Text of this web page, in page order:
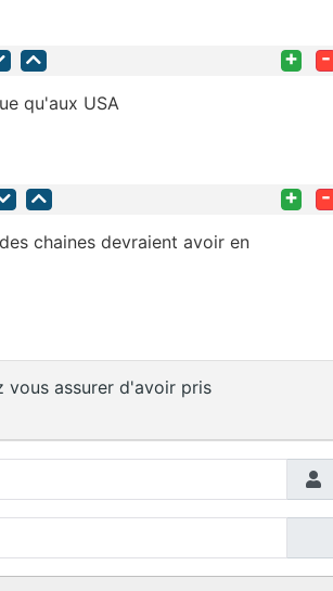
+ -
qu'aux USA
+ -
chaines devraient avoir en
vous assurer d'avoir pris